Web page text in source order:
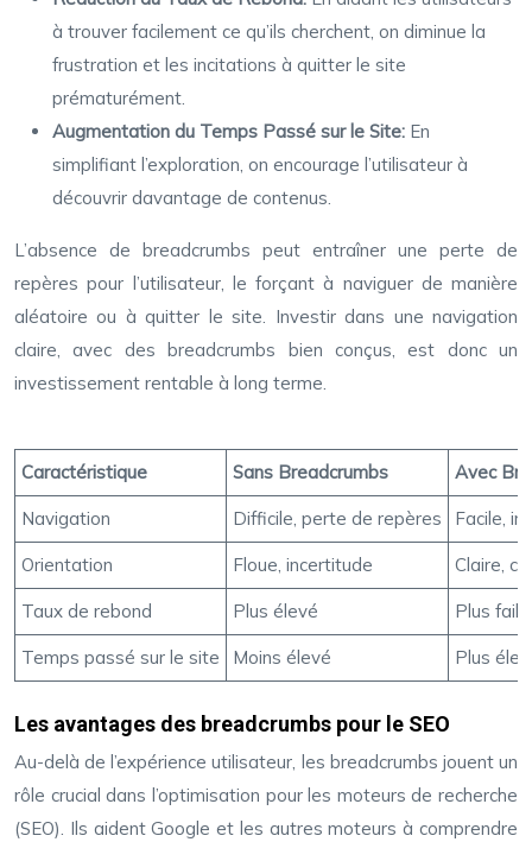
à trouver facilement ce qu’ils cherchent, on diminue la
frustration et les incitations à quitter le site
prématurément.
Augmentation du Temps Passé sur le Site: En
simplifiant l’exploration, on encourage l’utilisateur à
découvrir davantage de contenus.
L’absence de breadcrumbs peut entraîner une perte de
repères pour l’utilisateur, le forçant à naviguer de manière
aléatoire ou à quitter le site. Investir dans une navigation
claire, avec des breadcrumbs bien conçus, est donc un
investissement rentable à long terme.
Caractéristique Sans Breadcrumbs Avec
Navigation Difficile, perte de repères Facile,
Orientation Floue, incertitude Claire,
Taux de rebond Plus élevé Plus
Temps passé sur le site Moins élevé Plus
Les avantages des breadcrumbs pour le SEO
Au-delà de l’expérience utilisateur, les breadcrumbs jouent un
rôle crucial dans l’optimisation pour les moteurs de recherche
(SEO). Ils aident Google et les autres moteurs à comprendre